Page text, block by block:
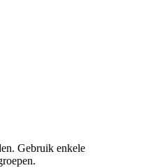
Gebruik enkele